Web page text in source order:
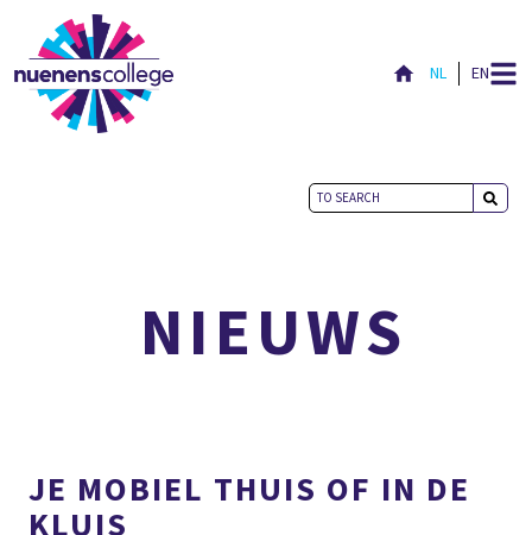
NL EN
ACTUEEL
NIEUWS
JE MOBIEL THUIS OF IN DE
KLUIS